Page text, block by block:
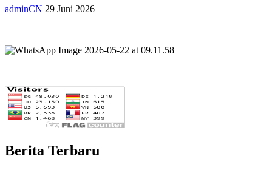
adminCN 29 Juni 2026
Berita Terbaru